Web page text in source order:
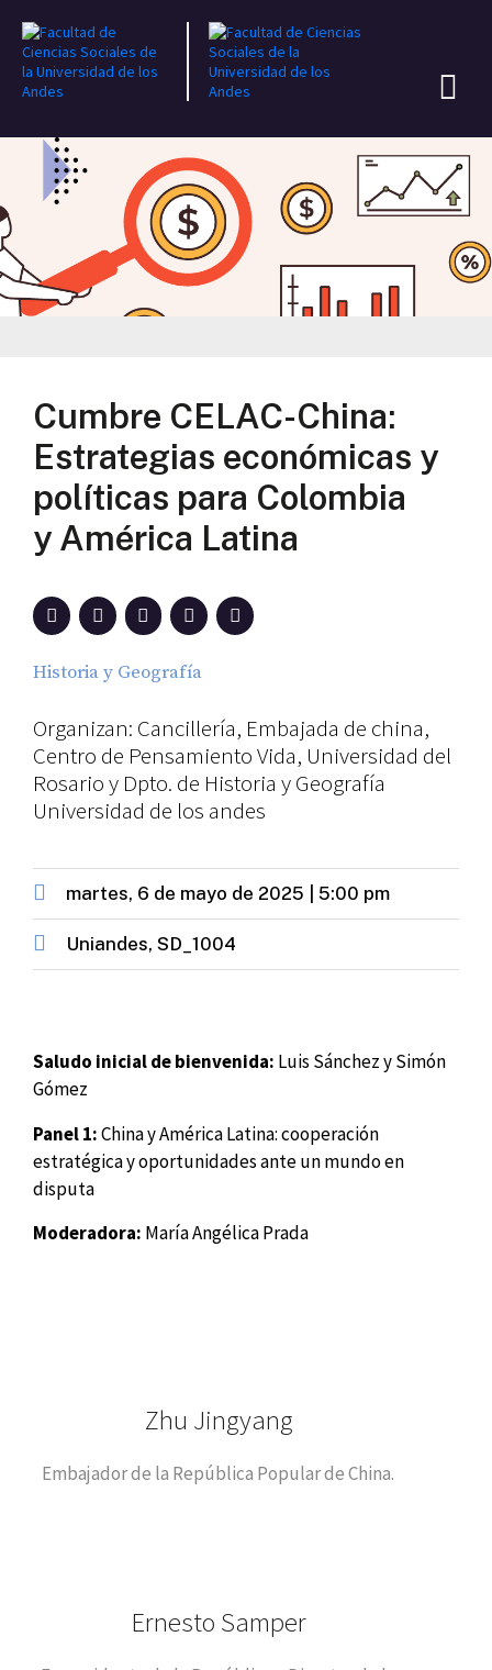
Cumbre CELAC-China:
Estrategias económicas y
políticas para Colombia
y América Latina
Historia y Geografía
Organizan: Cancillería, Embajada de china,
Centro de Pensamiento Vida, Universidad del
Rosario y Dpto. de Historia y Geografía
Universidad de los andes
martes, 6 de mayo de 2025 | 5:00 pm
Uniandes, SD_1004
Saludo inicial de bienvenida: Luis Sánchez y Simón
Gómez
Panel 1:China y América Latina: cooperación
estratégica y oportunidades ante un mundo en
disputa
Moderadora: María Angélica Prada
Zhu Jingyang
Embajador de la República Popular de China.
Ernesto Samper